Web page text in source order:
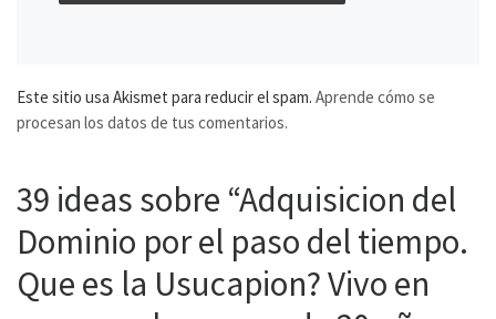
Este sitio usa Akismet para reducir el spam. Aprende cómo se
procesan los datos de tus comentarios.
39 ideas sobre “Adquisicion del
Dominio por el paso del tiempo.
Que es la Usucapion? Vivo en